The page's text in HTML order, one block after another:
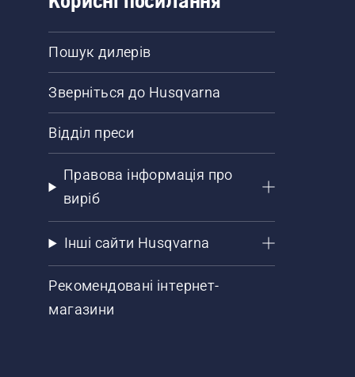
Пошук дилерів
Зверніться до Husqvarna
Відділ преси
Правова інформація про
виріб
Інші сайти Husqvarna
Рекомендовані інтернет-
магазини